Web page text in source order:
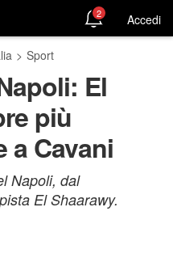
2 Accedi
> Sport
El
più
a Cavani
Napoli, dal
El Shaarawy.